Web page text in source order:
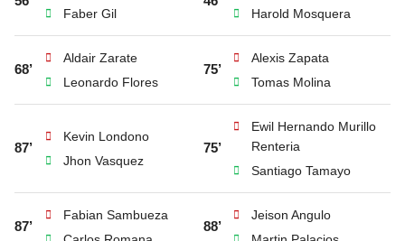
Faber Gil
Harold Mosquera
68’
Aldair Zarate
Leonardo Flores
75’
Alexis Zapata
Tomas Molina
87’
Kevin Londono
Jhon Vasquez
75’
Ewil Hernando Murillo
Renteria
Santiago Tamayo
87’
Fabian Sambueza
88’
Jeison Angulo